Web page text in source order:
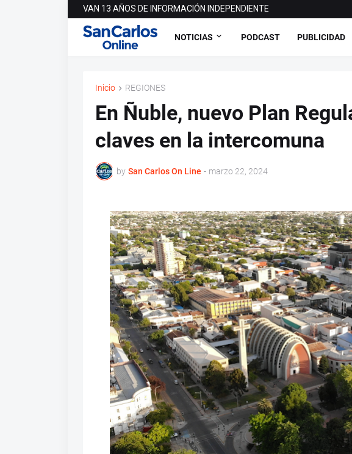
VAN 13 AÑOS DE INFORMACIÓN INDEPENDIENTE
NOTICIAS PODCAST PUBLICIDAD
Inicio REGIONES
En Ñuble, nuevo Plan
claves en la intercomuna
by San Carlos On Line - marzo 22, 2024